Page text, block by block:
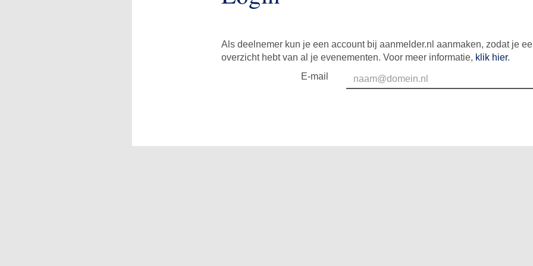
Als deelnemer kun je een account bij aanmelder.nl aanmaken, zodat je
overzicht hebt van al je evenementen. Voor meer informatie, klik hier.
E-mail